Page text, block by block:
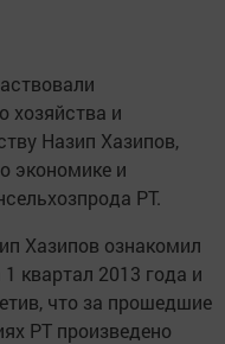
хозяйства и
Назип Хазипов,
экономике и
РТ.
Хазипов ознакомил
квартал 2013 года и
что за прошедшие
РТ произведено